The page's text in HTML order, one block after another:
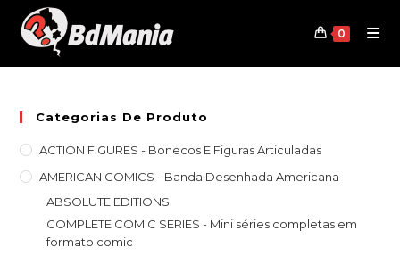
content
0
Categorias De Produto
ACTION FIGURES - Bonecos E Figuras Articuladas
AMERICAN COMICS - Banda Desenhada Americana
ABSOLUTE EDITIONS
COMPLETE COMIC SERIES - Mini séries completas em
formato comic